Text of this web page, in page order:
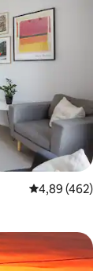
4,89 av 5 i
4,89 (462)